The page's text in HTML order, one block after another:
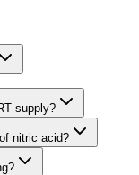
supply?
nitric acid?